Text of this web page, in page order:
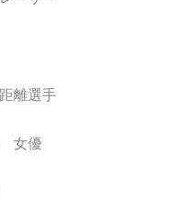
離選手
女優